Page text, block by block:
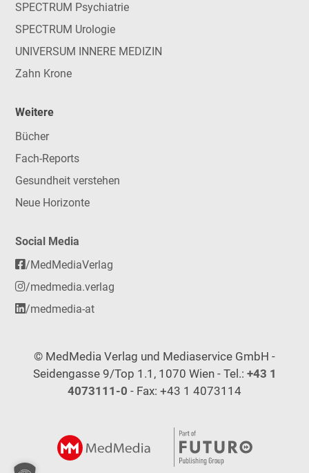
SPECTRUM Psychiatrie
SPECTRUM Urologie
UNIVERSUM INNERE MEDIZIN
Zahn Krone
Weitere
Bücher
Fach-Reports
Gesundheit verstehen
Neue Horizonte
Social Media
/MedMediaVerlag
/medmedia.verlag
/medmedia-at
© MedMedia Verlag und Mediaservice GmbH -
Seidengasse 9/Top 1.1, 1070 Wien - Tel.: +43 1
4073111-0 - Fax: +43 1 4073114